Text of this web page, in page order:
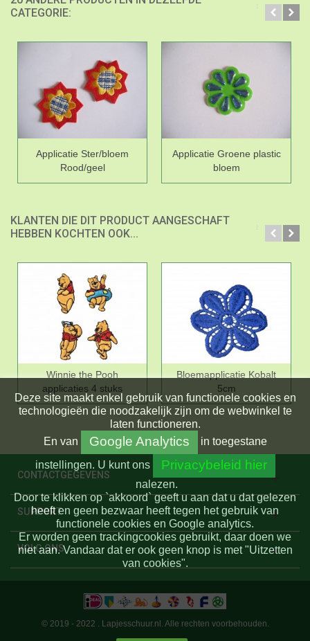
CATEGORIE:
Applicatie Ster/bloem
Rood/geel
Applicatie Groene plastic
bloem
KLANTEN DIE DIT PRODUCT AANGESCHAFT
HEBBEN KOCHTEN OOK...
Winnie the Pooh
applicaties 4 stuks
Bloemapplicatie Kobalt
5cm
CONTACTGEGEVENS
SUPPORT
VOLG ONS
Deze site maakt enkel gebruik van functionele cookies en
technologieën die noodzakelijk zijn om de webwinkel te
laten functioneren.
En van Google Analytics
in toegestane
instellingen. U kunt ons Privacybeleid hier
nalezen.
Door te klikken op `akkoord` geeft u aan dat u dat gelezen
heeft en geen bezwaar heeft tegen het gebruik van
functionele cookies en Google analytics.
Er worden geen trackingcookies gebruikt, daar doen we
niet aan. Vandaar dat er ook geen knop is met "Uitzetten
van cookies".
© 2019 - 2022 . Lapjesschuur.nl. Alle rechten voorbehouden.